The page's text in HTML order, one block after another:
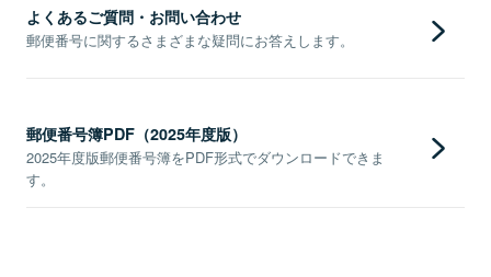
よくあるご質問・お問い合わせ
郵便番号に関するさまざまな疑問にお答えします。
郵便番号簿PDF（2025年度版）
2025年度版郵便番号簿をPDF形式でダウンロードできま
す。